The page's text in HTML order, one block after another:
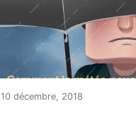
10 décembre, 2018